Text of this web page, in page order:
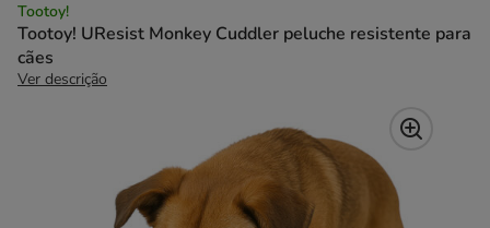
Tootoy!
Tootoy! UResist Monkey Cuddler peluche resistente para
cães
Ver descrição